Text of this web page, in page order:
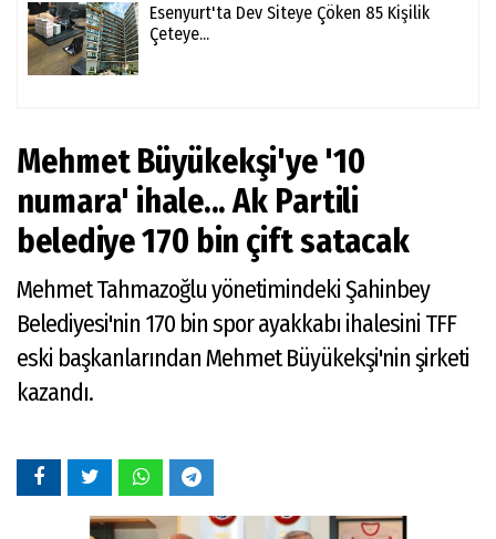
Esenyurt'ta Dev Siteye Çöken 85 Kişilik
Çeteye...
Mehmet Büyükekşi'ye '10
numara' ihale... Ak Partili
belediye 170 bin çift satacak
Mehmet Tahmazoğlu yönetimindeki Şahinbey
Belediyesi'nin 170 bin spor ayakkabı ihalesini TFF
eski başkanlarından Mehmet Büyükekşi'nin şirketi
kazandı.